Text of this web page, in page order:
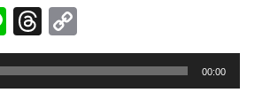
Li
n
e
T
h
r
o
p 00:00